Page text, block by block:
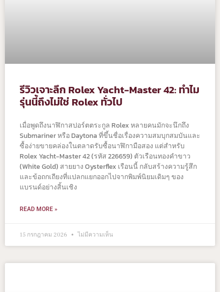
รีวิวเจาะลึก Rolex Yacht-Master 42: ทำไม
รุ่นนี้ถึงไม่ใช่ Rolex ทั่วไป
เมื่อพูดถึงนาฬิกาสปอร์ตตระกูล Rolex หลายคนมักจะนึกถึง
Submariner หรือ Daytona ที่ขึ้นชื่อเรื่องความสมบุกสมบันและ
ซื้อง่ายขายคล่องในตลาดรับซื้อนาฬิกามือสอง แต่สำหรับ
Rolex Yacht-Master 42 (รหัส 226659) ตัวเรือนทองคำขาว
(White Gold) สายยาง Oysterflex เรือนนี้ กลับสร้างความรู้สึก
และข้อถกเถียงที่แปลกแยกออกไปจากพิมพ์นิยมเดิมๆ ของ
แบรนด์อย่างสิ้นเชิง
READ MORE »
15 กรกฎาคม 2026 ไม่มีความเห็น